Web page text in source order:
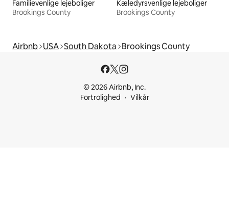
Familievenlige lejeboliger
Brookings County
Kæledyrsvenlige lejeboliger
Brookings County
Airbnb USA South Dakota Brookings County
© 2026 Airbnb, Inc.
Fortrolighed
Vilkår